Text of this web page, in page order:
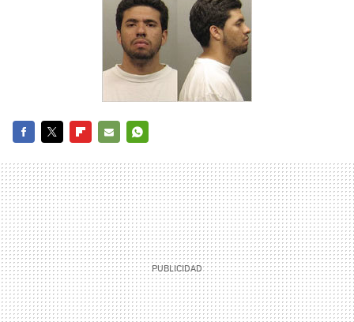
MAIL